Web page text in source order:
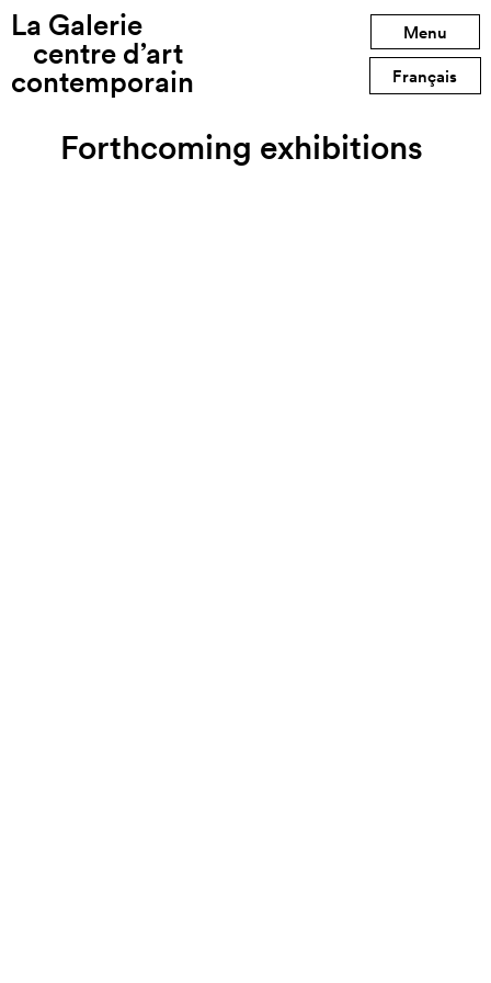
La Galerie
centre d’art
contemporain
Menu
Français
Forthcoming exhibitions